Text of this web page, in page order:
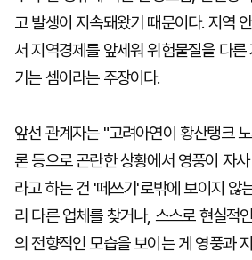
고 발생이 지속돼왔기 때문이다. 지역
서 지역경제를 앞세워 위험물질을 다
기는 셈이라는 주장이다.
앞선 관계자는 "고려아연이 황산탱크
론 등으로 곤란한 상황에서 영풍이 자
라고 하는 건 '떼쓰기'로밖에 보이지 않
리 다른 업체를 찾거나, 스스로 현실적
의 전향적인 모습을 보이는 게 영풍과